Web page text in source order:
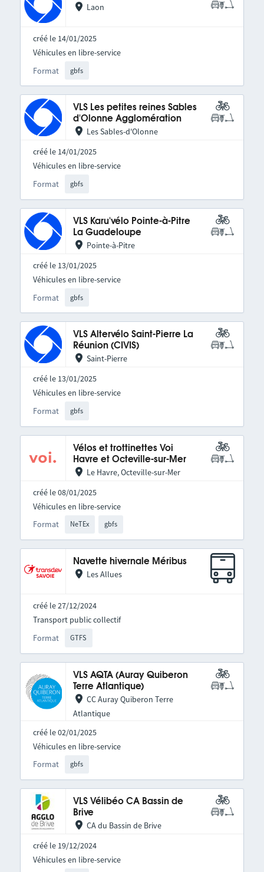
Laon
créé le 14/01/2025
Format gbfs
Véhicules en libre-service
VLS Les petites reines Sables
d'Olonne Agglomération
Les Sables-d'Olonne
créé le 14/01/2025
Format gbfs
Véhicules en libre-service
VLS Karu'vélo Pointe-à-Pitre
La Guadeloupe
Pointe-à-Pitre
créé le 13/01/2025
Format gbfs
Véhicules en libre-service
VLS Altervélo Saint-Pierre La
Réunion (CIVIS)
Saint-Pierre
créé le 13/01/2025
Format gbfs
Véhicules en libre-service
Vélos et trottinettes Voi
Havre et Octeville-sur-Mer
Le Havre, Octeville-sur-Mer
créé le 08/01/2025
Format NeTEx gbfs
Véhicules en libre-service
Navette hivernale Méribus
Les Allues
créé le 27/12/2024
Format GTFS
Transport public collectif
VLS AQTA (Auray Quiberon
Terre Atlantique)
CC Auray Quiberon Terre
Atlantique
créé le 02/01/2025
Format gbfs
Véhicules en libre-service
VLS Vélibéo CA Bassin de
Brive
CA du Bassin de Brive
créé le 19/12/2024
Véhicules en libre-service